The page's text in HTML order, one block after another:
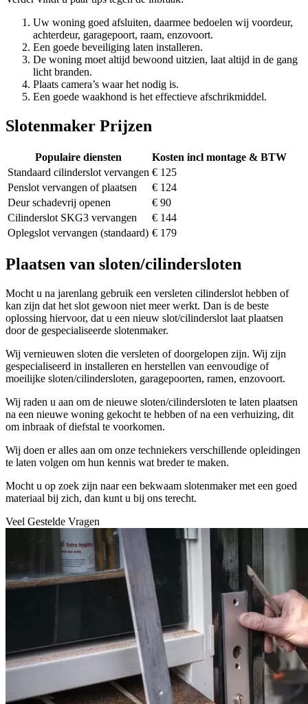
Uw woning goed afsluiten, daarmee bedoelen wij voordeur,
achterdeur, garagepoort, raam, enzovoort.
Een goede beveiliging laten installeren.
De woning moet altijd bewoond uitzien, laat altijd in de gang
licht branden.
Plaats camera’s waar het nodig is.
Een goede waakhond is het effectieve afschrikmiddel.
Slotenmaker Prijzen
Populaire diensten
Kosten incl montage & BTW
Standaard cilinderslot vervangen € 125
Penslot vervangen of plaatsen
€ 124
Deur schadevrij openen
€ 90
Cilinderslot SKG3 vervangen
€ 144
Oplegslot vervangen (standaard) € 179
Plaatsen van sloten/cilindersloten
Mocht u na jarenlang gebruik een versleten cilinderslot hebben of
kan zijn dat het slot gewoon niet meer werkt. Dan is de beste
oplossing hiervoor, dat u een nieuw slot/cilinderslot laat plaatsen
door de gespecialiseerde slotenmaker.
Wij vernieuwen sloten die versleten of doorgelopen zijn. Wij zijn
gespecialiseerd in installeren en herstellen van eenvoudige of
moeilijke sloten/cilindersloten, garagepoorten, ramen, enzovoort.
Wij raden u aan om de nieuwe sloten/cilindersloten te laten plaatsen
na een nieuwe woning gekocht te hebben of na een verhuizing, dit
om inbraak of diefstal te voorkomen.
Wij doen er alles aan om onze techniekers verschillende opleidingen
te laten volgen om hun kennis wat breder te maken.
Mocht u op zoek zijn naar een bekwaam slotenmaker met een goed
materiaal bij zich, dan kunt u bij ons terecht.
Veel Gestelde Vragen